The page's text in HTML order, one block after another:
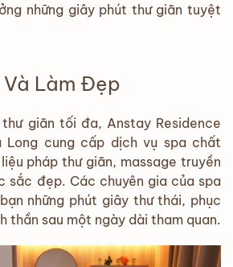
những giây phút thư giãn tuyệt
Và Làm Đẹp
giãn tối đa, Anstay Residence
Long cung cấp dịch vụ spa chất
pháp thư giãn, massage truyền
sắc đẹp. Các chuyên gia của spa
những phút giây thư thái, phục
thần sau một ngày dài tham quan.